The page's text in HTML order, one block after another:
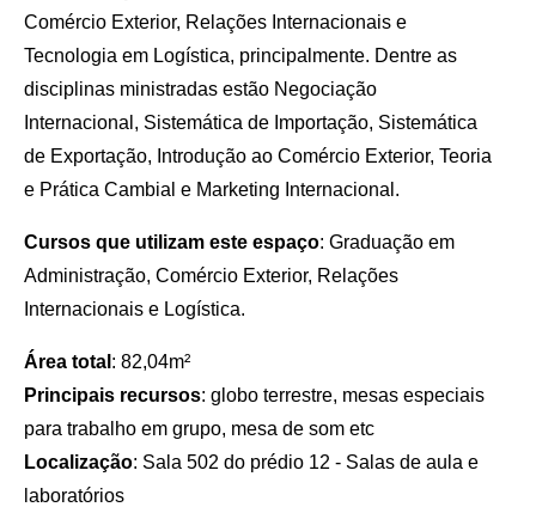
Comércio Exterior, Relações Internacionais e
Tecnologia em Logística, principalmente. Dentre as
disciplinas ministradas estão Negociação
Internacional, Sistemática de Importação, Sistemática
de Exportação, Introdução ao Comércio Exterior, Teoria
e Prática Cambial e Marketing Internacional.
Cursos que utilizam este espaço: Graduação em
Administração, Comércio Exterior, Relações
Internacionais e Logística.
Área total : 82,04m²
Principais recursos: globo terrestre, mesas especiais
para trabalho em grupo, mesa de som etc
Localização: Sala 502 do prédio 12 - Salas de aula e
laboratórios